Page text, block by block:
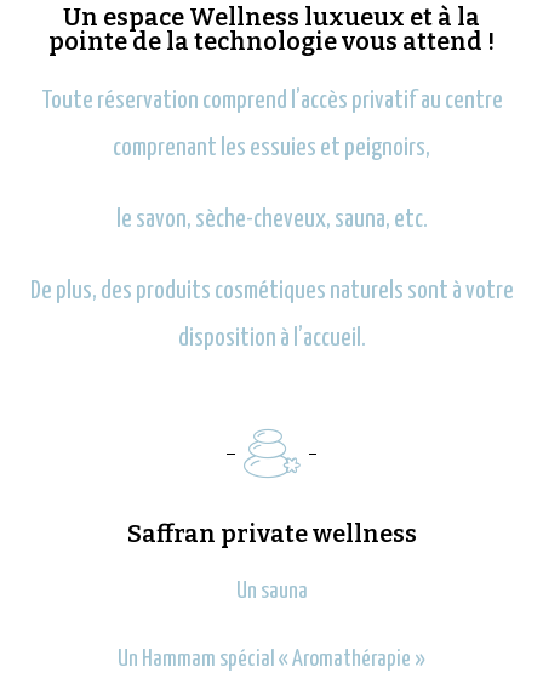
Un espace Wellness luxueux et à la
pointe de la technologie vous attend !
Toute réservation comprend l’accès privatif au centre
comprenant les essuies et peignoirs,
le savon, sèche-cheveux, sauna, etc.
De plus, des produits cosmétiques naturels sont à votre
disposition à l’accueil.
Saffran private wellness
Un sauna
Un Hammam spécial « Aromathérapie »